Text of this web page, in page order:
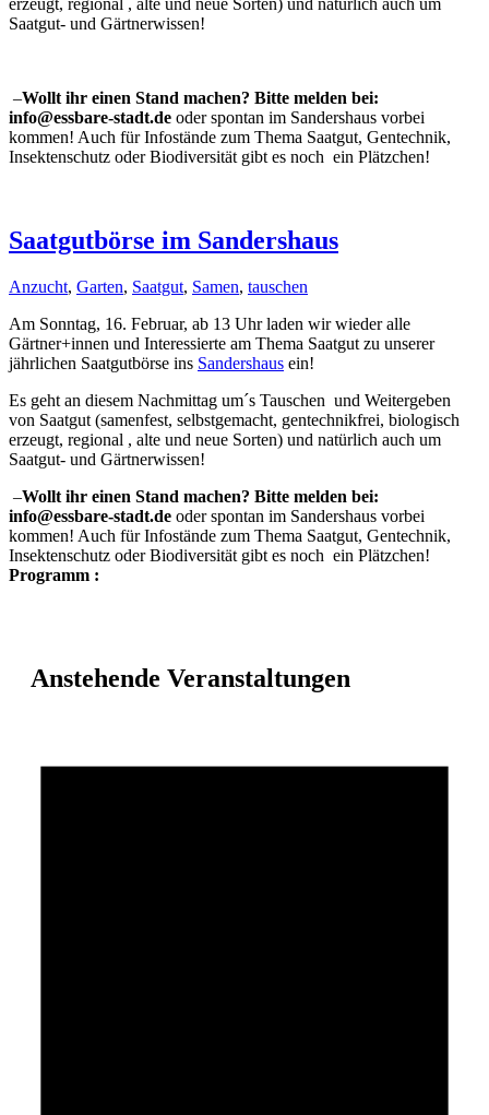
erzeugt, regional , alte und neue Sorten) und natürlich auch um
Saatgut- und Gärtnerwissen!
–Wollt ihr einen Stand machen? Bitte melden bei:
info@essbare-stadt.de oder spontan im Sandershaus vorbei
kommen! Auch für Infostände zum Thema Saatgut, Gentechnik,
Insektenschutz oder Biodiversität gibt es noch ein Plätzchen!
Saatgutbörse im Sandershaus
Anzucht, Garten, Saatgut, Samen, tauschen
Am Sonntag, 16. Februar, ab 13 Uhr laden wir wieder alle
Gärtner+innen und Interessierte am Thema Saatgut zu unserer
jährlichen Saatgutbörse ins Sandershaus ein!
Es geht an diesem Nachmittag um´s Tauschen und Weitergeben
von Saatgut (samenfest, selbstgemacht, gentechnikfrei, biologisch
erzeugt, regional , alte und neue Sorten) und natürlich auch um
Saatgut- und Gärtnerwissen!
–Wollt ihr einen Stand machen? Bitte melden bei:
info@essbare-stadt.de oder spontan im Sandershaus vorbei
kommen! Auch für Infostände zum Thema Saatgut, Gentechnik,
Insektenschutz oder Biodiversität gibt es noch ein Plätzchen!
Programm :
Anstehende Veranstaltungen